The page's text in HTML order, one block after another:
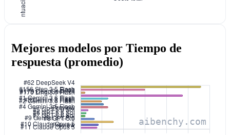
Mejores modelos por Tiempo de
respuesta (promedio)